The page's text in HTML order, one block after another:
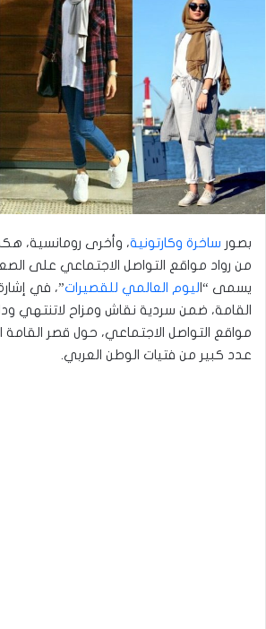
بصور ساخرة وكارتونية، وأخرى رومانسية،
من رواد مواقع التواصل الاجتماعي على
يسمى “ا ليوم العالمي للقصيرات”، في
القامة، ضمن سردية نقاش ومزاح لاتنتهي
مواقع التواصل الاجتماعي، حول قصر
عدد كبير من فتيات الوطن العربي.